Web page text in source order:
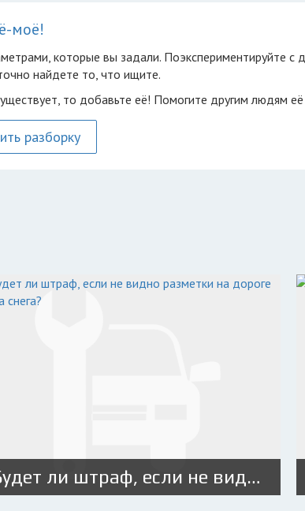
моё!
которые вы задали. Поэкспериментируйте с
найдете то, что ищите.
то добавьте её! Помогите другим людям
разборку
Будет ли штраф, если не видно разметки на дороге из-за снега?